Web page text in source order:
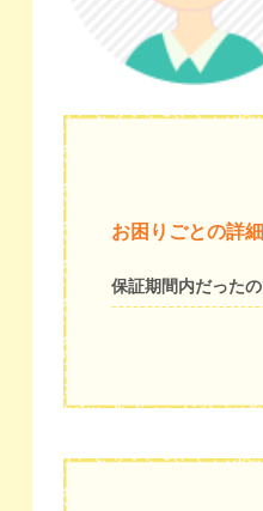
お困りごとの詳
保証期間内だった